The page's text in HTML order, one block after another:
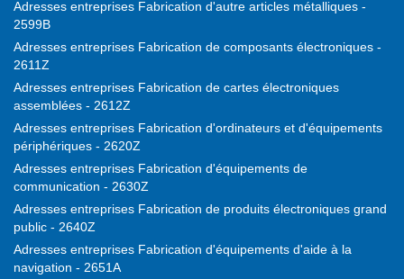
Adresses entreprises Fabrication d'autre articles métalliques -
2599B
Adresses entreprises Fabrication de composants électroniques -
2611Z
Adresses entreprises Fabrication de cartes électroniques
assemblées - 2612Z
Adresses entreprises Fabrication d'ordinateurs et d'équipements
périphériques - 2620Z
Adresses entreprises Fabrication d'équipements de
communication - 2630Z
Adresses entreprises Fabrication de produits électroniques grand
public - 2640Z
Adresses entreprises Fabrication d'équipements d'aide à la
navigation - 2651A